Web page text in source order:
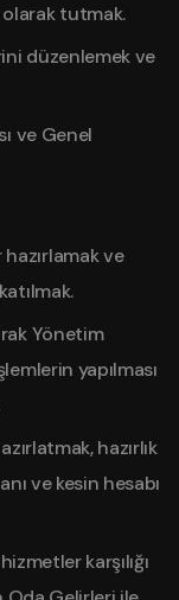
tutmak.
düzenlemek ve
ve Genel
ve
Yönetim
yapılması
hazırlık
ve kesin hesabı
karşılığı